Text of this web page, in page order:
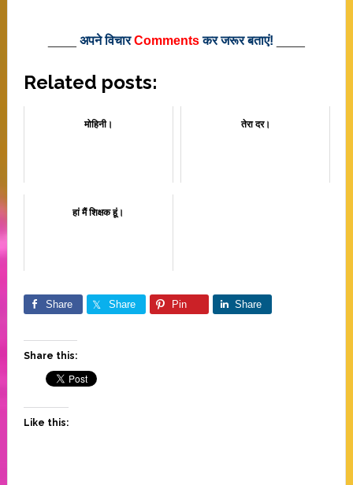
अपने विचारCommentsकर जरूर बताएं!
Related posts:
मोहिनी। तेरा दर।
हां मैं शिक्षक हूं।
Share Share Pin Share
Share this:
Like this: